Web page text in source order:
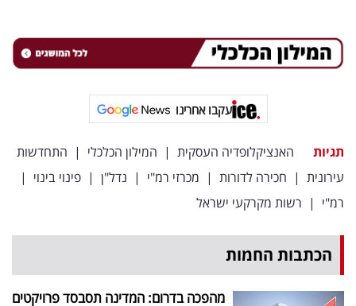
פעולה
ניוזלטרים
אדום
עקבו אחרינו
תגיות האנציקלופדיה העסקית | המילון הכלכלי | התחדשות
עירונית | חכירה לדורות | מכרזי רמ"י | נדל"ן | פינוי בינוי |
רמ"י | רשות מקרקעי ישראל
הכתבות החמות
מהפכה בדרום: המדינה תסבסד פרויקטים